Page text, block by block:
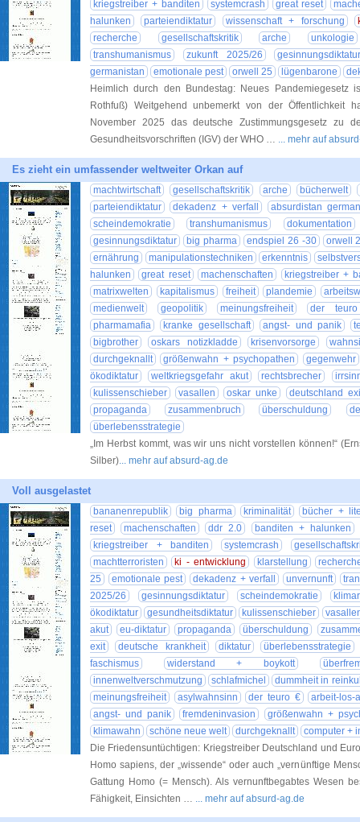
kriegstreiber + banditen systemcrash great reset
halunken
parteiendiktatur wissenschaft + forschung
recherche
gesellschaftskritik arche
unkologie
transhumanismus
zukunft 2025/26
germanistan
emotionale pest orwell 25 lügenbarone
Heimlich durch den Bundestag: Neues Pandemiegesetz
Rothfuß) Weitgehend unbemerkt von der Öffentlichkeit
November 2025 das deutsche Zustimmungsgesetz zu
Gesundheitsvorschriften (IGV) der WHO … ... mehr auf
Es zieht ein umfassender weltweiter Orkan auf
machtwirtschaft gesellschaftskritik arche
bücherwelt
parteiendiktatur
dekadenz + verfall
absurdistan
scheindemokratie
transhumanismus
dokumentation
gesinnungsdiktatur
big pharma endspiel 26 -30
orwell
ernährung
manipulationstechniken erkenntnis
halunken
great reset machenschaften
kriegstreiber +
matrixwelten
kapitalismus freiheit plandemie
medienwelt
geopolitik meinungsfreiheit
der
pharmamafia
kranke gesellschaft angst- und panik
bigbrother
oskars notizkladde krisenvorsorge
durchgeknallt
größenwahn + psychopathen
gegenwehr
ökodiktatur
weltkriegsgefahr akut rechtsbrecher
kulissenschieber
vasallen oskar unke
deutschland
propaganda
zusammenbruch überschuldung
überlebensstrategie
„Im Herbst kommt, was wir uns nicht vorstellen können!“
Silber)... mehr auf absurd-ag.de
Voll ausgelastet
bananenrepublik big pharma kriminalität
bücher +
reset
machenschaften ddr 2.0
banditen + halunken
kriegstreiber + banditen
systemcrash
machtterroristen
ki - entwicklung klarstellung
25
emotionale pest dekadenz + verfall unvernunft
2025/26
gesinnungsdiktatur scheindemokratie
ökodiktatur
gesundheitsdiktatur kulissenschieber
akut
eu-diktatur propaganda überschuldung
exit
deutsche krankheit diktatur
überlebensstrategie
faschismus
widerstand + boykott
innenweltverschmutzung
schlafmichel
dummheit in
meinungsfreiheit
asylwahnsinn der teuro €
arbeit-los-
angst- und panik
fremdeninvasion
größenwahn +
klimawahn
schöne neue welt durchgeknallt
computer +
Die Friedensuntüchtigen: Kriegstreiber Deutschland und
Homo sapiens, der „wissende“ oder auch „vernünftige
Gattung Homo (= Mensch). Als vernunftbegabtes Wesen
Fähigkeit, Einsichten … ... mehr auf absurd-ag.de